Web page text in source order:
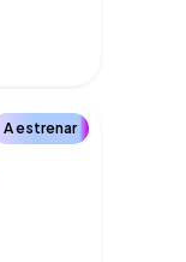
A estrenar